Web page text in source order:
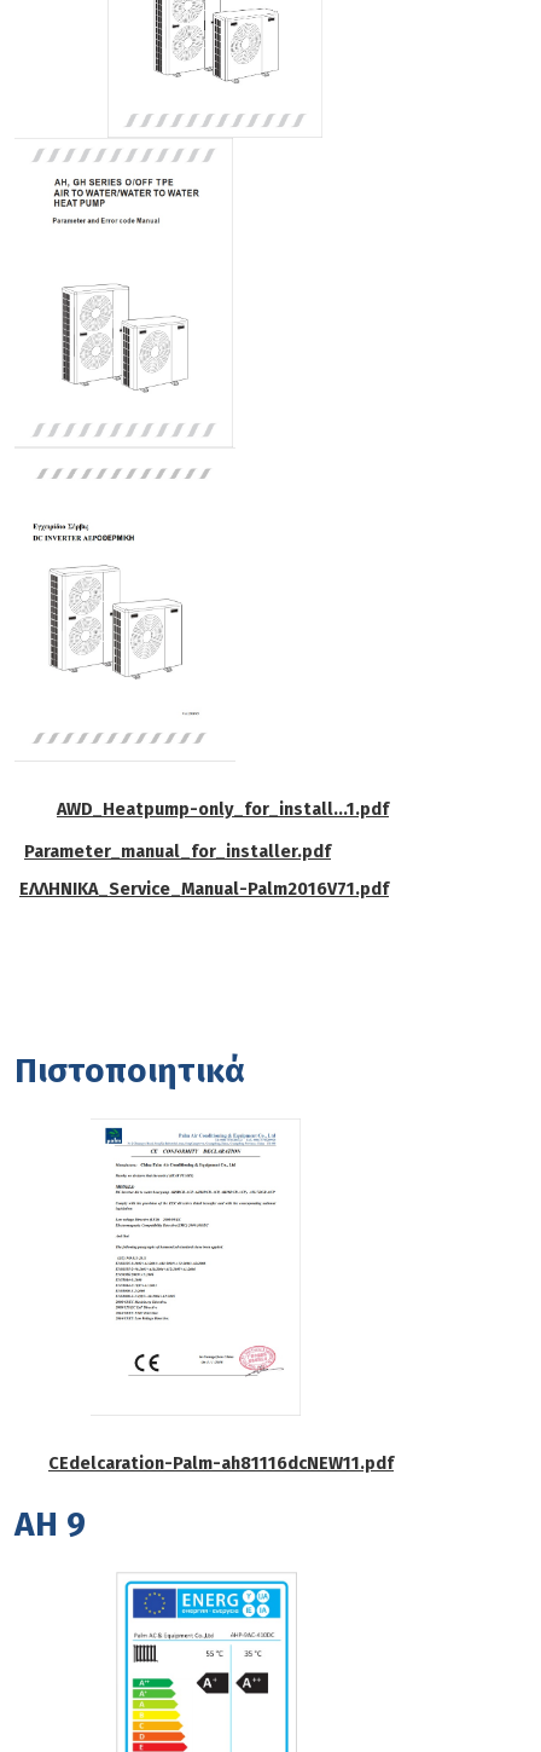
AWD_Heatpump-only_for_install...1.pdf
Parameter_manual_for_installer.pdf
ΕΛΛΗΝΙΚΑ_Service_Manual-Palm2016V71.pdf
Πιστοποιητικά
CEdelcaration-Palm-ah81116dcNEW11.pdf
AH 9